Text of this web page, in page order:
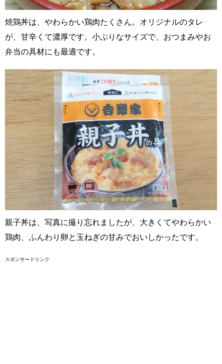
焼鶏丼は、やわらかい鶏肉たくさん。オリジナルのタレ
が、甘辛くて濃厚です。小ぶりなサイズで、おつまみやお
弁当の具材にも最適です。
親子丼は、写真に撮り忘れましたが、大きくてやわらかい
鶏肉、ふんわり卵と玉ねぎの甘みでおいしかったです。
スポンサードリンク